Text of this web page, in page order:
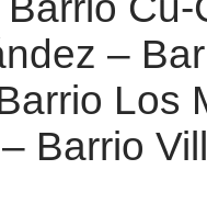
–
Los
Barrio